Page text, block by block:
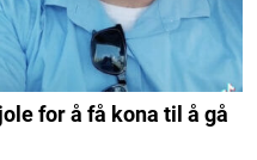
for å få kona til å gå